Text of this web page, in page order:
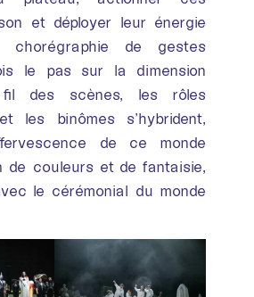
et déployer leur énergie
chorégraphie de gestes
le pas sur la dimension
des scènes, les rôles
les binômes s’hybrident,
de ce monde
de couleurs et de fantaisie,
le cérémonial du monde